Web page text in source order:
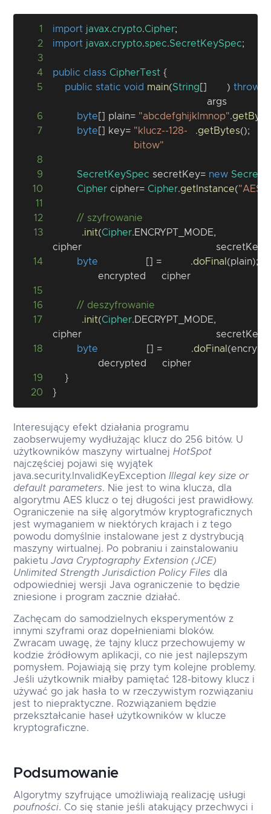
1 import javax.crypto.Cipher;
2
import javax.crypto.spec.SecretKeySpec;
3
4
public class CipherTest {
5
public static void main(String []
args
) throws
6 byte [] plain
= "abcdefghijklmnop".
7
byte [] key
= "klucz--128-
bitow"
.getBytes();
8
9
SecretKeySpec secretKey
= new
10
Cipher cipher
= Cipher.getInstance("AES/
11
12
// szyfrowanie
13
cipher
.init(Cipher.ENCRYPT_MODE,
secretKey
14
byte
encrypted
[] =
cipher
.doFinal (plain);
15
16
// deszyfrowanie
17
cipher
.init(Cipher.DECRYPT_MODE,
secretKey
18
byte
decrypted
[] =
cipher
.doFinal (
19
}
20
}
Interesujący efekt działania programu
zaobserwujemy wydłużając klucz do 256 bitów. U
użytkowników maszyny wirtualnejHotSpot
najczęściej pojawi się wyjątek
java.security.InvalidKeyException Illegal key size or
default parameters. Nie jest to wina klucza, dla
algorytmu AES klucz o tej długości jest prawidłowy.
Ograniczenie na siłę algorytmów kryptograficznych
jest wymaganiem w niektórych krajach i z tego
powodu domyślnie instalowane jest z dystrybucją
maszyny wirtualnej. Po pobraniu i zainstalowaniu
pakietuJava Cryptography Extension (JCE)
Unlimited Strength Jurisdiction Policy Files dla
odpowiedniej wersji Java ograniczenie to będzie
zniesione i program zacznie działać.
Zachęcam do samodzielnych eksperymentów z
innymi szyframi oraz dopełnieniami bloków.
Zwracam uwagę, że tajny klucz przechowujemy w
kodzie źródłowym aplikacji, co nie jest najlepszym
pomysłem. Pojawiają się przy tym kolejne problemy.
Jeśli użytkownik miałby pamiętać 128-bitowy klucz i
używać go jak hasła to w rzeczywistym rozwiązaniu
jest to niepraktyczne. Rozwiązaniem będzie
przekształcanie haseł użytkowników w klucze
kryptograficzne.
Podsumowanie
Algorytmy szyfrujące umożliwiają realizację usługi
poufności. Co się stanie jeśli atakujący przechwyci i